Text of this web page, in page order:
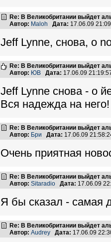
Re: В Великобритании выйдет
Автор: Maloh Дата: 17.06.09
Jeff Lynne, снова, o
Re: В Великобритании выйдет
Автор: ЮВ Дата: 17.06.09
Jeff Lynne снова - о
Вся надежда на него!
Re: В Великобритании выйдет
Автор: Бри Дата: 17.06.09
Очень приятная
Re: В Великобритании выйдет
Автор: Sitaradio Дата: 17.06.09
Я бы сказал - самая
Re: В Великобритании выйдет
Автор: Audrey Дата: 17.06.09